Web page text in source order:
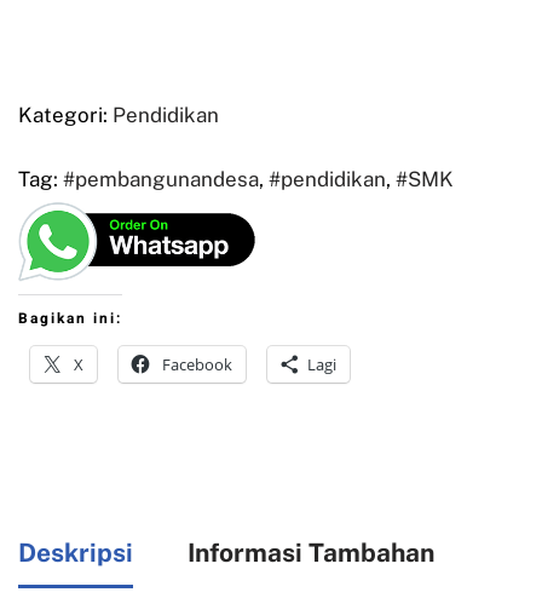
Kategori: Pendidikan
Tag: #pembangunandesa, #pendidikan, #SMK
Bagikan ini:
X Facebook Lagi
Deskripsi Informasi Tambahan